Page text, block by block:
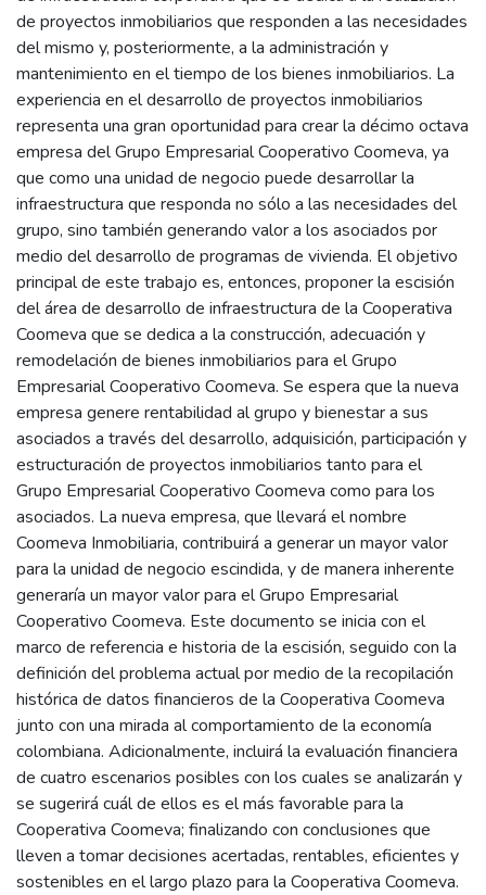
de proyectos inmobiliarios que responden a las necesidades
del mismo y, posteriormente, a la administración y
mantenimiento en el tiempo de los bienes inmobiliarios. La
experiencia en el desarrollo de proyectos inmobiliarios
representa una gran oportunidad para crear la décimo octava
empresa del Grupo Empresarial Cooperativo Coomeva, ya
que como una unidad de negocio puede desarrollar la
infraestructura que responda no sólo a las necesidades del
grupo, sino también generando valor a los asociados por
medio del desarrollo de programas de vivienda. El objetivo
principal de este trabajo es, entonces, proponer la escisión
del área de desarrollo de infraestructura de la Cooperativa
Coomeva que se dedica a la construcción, adecuación y
remodelación de bienes inmobiliarios para el Grupo
Empresarial Cooperativo Coomeva. Se espera que la nueva
empresa genere rentabilidad al grupo y bienestar a sus
asociados a través del desarrollo, adquisición, participación y
estructuración de proyectos inmobiliarios tanto para el
Grupo Empresarial Cooperativo Coomeva como para los
asociados. La nueva empresa, que llevará el nombre
Coomeva Inmobiliaria, contribuirá a generar un mayor valor
para la unidad de negocio escindida, y de manera inherente
generaría un mayor valor para el Grupo Empresarial
Cooperativo Coomeva. Este documento se inicia con el
marco de referencia e historia de la escisión, seguido con la
definición del problema actual por medio de la recopilación
histórica de datos financieros de la Cooperativa Coomeva
junto con una mirada al comportamiento de la economía
colombiana. Adicionalmente, incluirá la evaluación financiera
de cuatro escenarios posibles con los cuales se analizarán y
se sugerirá cuál de ellos es el más favorable para la
Cooperativa Coomeva; finalizando con conclusiones que
lleven a tomar decisiones acertadas, rentables, eficientes y
sostenibles en el largo plazo para la Cooperativa Coomeva.